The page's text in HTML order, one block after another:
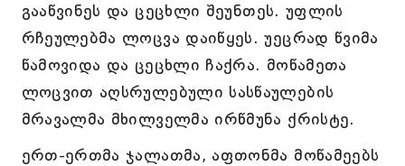
გააწვინეს და ცეცხლი შეუნთეს. უფლის
რჩეულებმა ლოცვა დაიწყეს. უეცრად წვიმა
წამოვიდა და ცეცხლი ჩაქრა. მოწამეთა
ლოცვით აღსრულებული სასწაულების
მრავალმა მხილველმა ირწმუნა ქრისტე.
ერთ-ერთმა ჯალათმა, აფთონმა მოწამეებს